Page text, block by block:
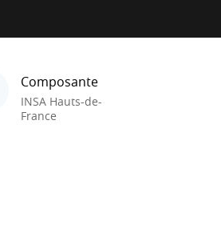
Composante
INSA Hauts-de-
France